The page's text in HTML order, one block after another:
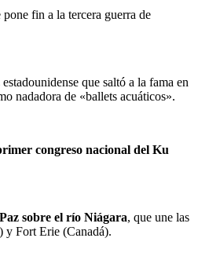
pone fin a la tercera guerra de
que saltó a la fama en
nadadora de «ballets acuáticos».
congreso nacional del Ku
sobre el río Niágara, que une las
Fort Erie (Canadá).